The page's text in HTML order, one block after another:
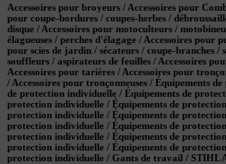
Accessoires pour broyeurs / Accessoires pour
pour coupe-bordures / coupes-herbes /
disque / Accessoires pour motoculteurs /
élagueuses / perches d'élagage / Accessoires pour
pour scies de jardin / sécateurs / coupe-branches /
souffleurs / aspirateurs de feuilles / Accessoires
Accessoires pour tarières / Accessoires pour
/ Accessoires pour tronçonneuses / Équipements
de protection individuelle / Équipements de
protection individuelle / Équipements de
protection individuelle / Équipements de
protection individuelle / Équipements de
protection individuelle / Équipements de
protection individuelle / Équipements de
protection individuelle / Gants de travail / STIHL